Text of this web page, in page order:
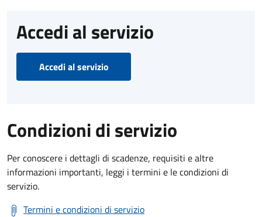
Accedi al servizio
Accedi al servizio
Condizioni di servizio
Per conoscere i dettagli di scadenze, requisiti e altre
informazioni importanti, leggi i termini e le condizioni di
servizio.
Termini e condizioni di servizio